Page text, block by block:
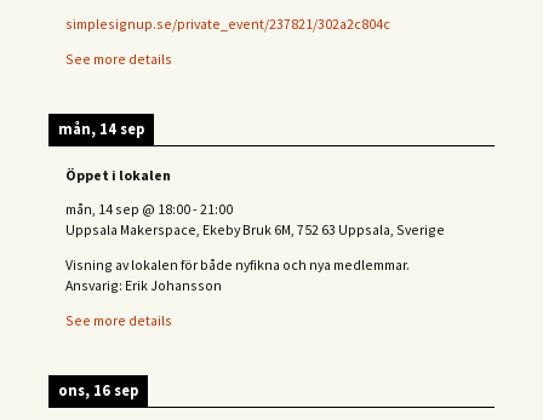
simplesignup.se/private_event/237821/302a2c804c
See more details
mån, 14 sep
Öppet i lokalen
mån, 14 sep @ 18:00-21:00
Uppsala Makerspace, Ekeby Bruk 6M, 752 63 Uppsala, Sverige
Visning av lokalen för både nyfikna och nya medlemmar.
Ansvarig: Erik Johansson
See more details
ons, 16 sep